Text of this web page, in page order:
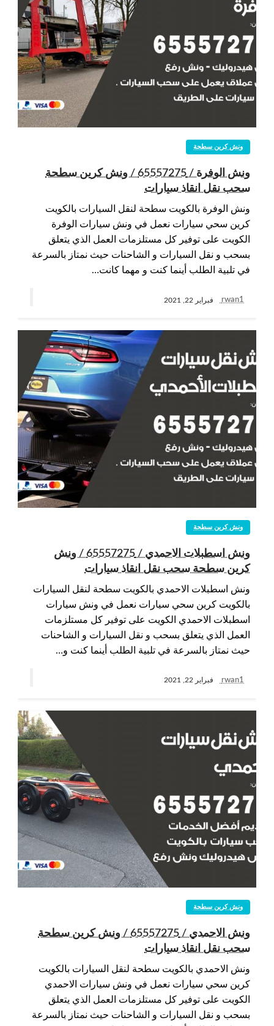
ونش كرين سطحة
ونش الوفرة / 65557275 / ونش كرين سطحة
سحب نقل انقاذ سيارات
ونش الوفرة بالكويت سطحة لنقل السيارات بالكويت
كرين سحي سيارات نعمل في ونش سيارات الوفرة
الكويت على توفير كل مستلزمات العمل الذي يتعلق
بسحب و نقل السيارات و الشاحنات حيث نمتاز بالسرعة
في تلبية الطلب أينما كنت و مهما كانت…
rwan1 فبراير 22, 2021
ونش كرين سطحة
ونش اسطبلات الاحمدي / 65557275 / ونش
كرين سطحة سحب نقل انقاذ سيارات
ونش اسطبلات الاحمدي بالكويت سطحة لنقل السيارات
بالكويت كرين سحي سيارات نعمل في ونش سيارات
اسطبلات الاحمدي الكويت على توفير كل مستلزمات
العمل الذي يتعلق بسحب و نقل السيارات و الشاحنات
حيث نمتاز بالسرعة في تلبية الطلب أينما كنت و…
rwan1 فبراير 22, 2021
ونش كرين سطحة
ونش الاحمدي / 65557275 / ونش كرين سطحة
سحب نقل انقاذ سيارات
ونش الاحمدي بالكويت سطحة لنقل السيارات بالكويت
كرين سحي سيارات نعمل في ونش سيارات الاحمدي
الكويت على توفير كل مستلزمات العمل الذي يتعلق
بسحب و نقل السيارات و الشاحنات حيث نمتاز بالسرعة